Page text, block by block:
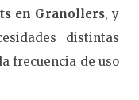
en Granollers, y
distintas
frecuencia de uso